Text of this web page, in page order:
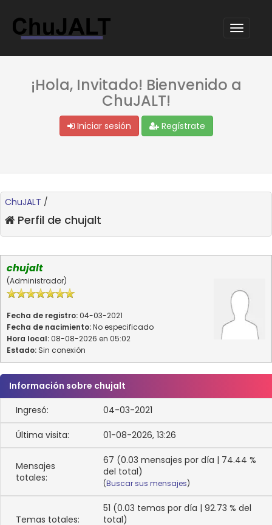
¡Hola, Invitado! Bienvenido a
ChuJALT!
Iniciar sesión Regístrate
ChuJALT /
Perfil de chujalt
chujalt
(Administrador)
Fecha de registro: 04-03-2021
Fecha de nacimiento:No especificado
Hora local: 08-08-2026 en 05:02
Estado: Sin conexión
Información sobre chujalt
Ingresó:
04-03-2021
Última visita: 01-08-2026, 13:26
Mensajes
totales:
67 (0.03 mensajes por día | 74.44 %
del total)
(Buscar sus mensajes)
Temas totales:
51 (0.03 temas por día | 92.73 % del
total)